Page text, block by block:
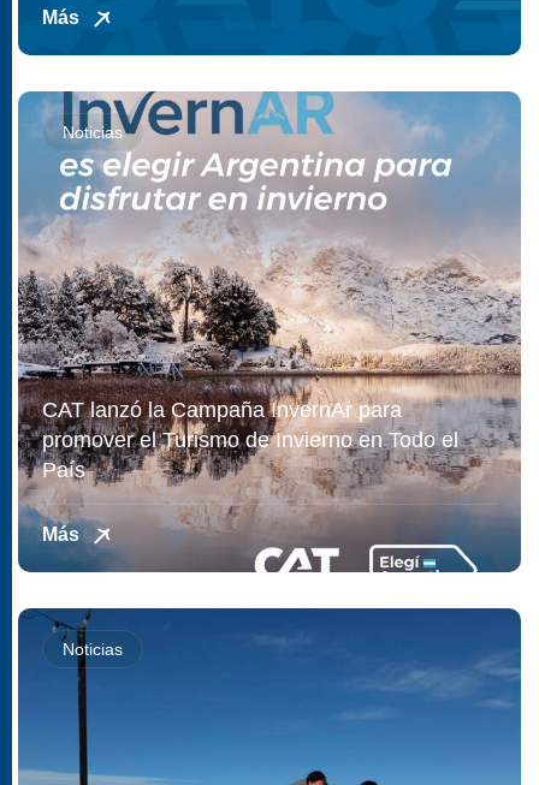
Más
Noticias
CAT lanzó la Campaña InvernAr para
promover el Turismo de Invierno en Todo el
País
Más
Noticias